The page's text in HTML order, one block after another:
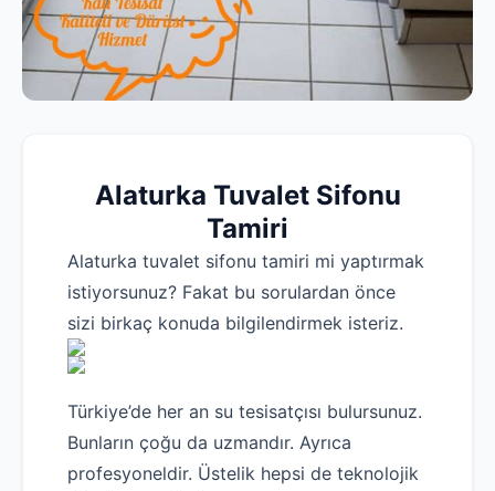
Alaturka Tuvalet Sifonu
Tamiri
Alaturka tuvalet sifonu tamiri mi yaptırmak
istiyorsunuz? Fakat bu sorulardan önce
sizi birkaç konuda bilgilendirmek isteriz.
Türkiye’de her an su tesisatçısı bulursunuz.
Bunların çoğu da uzmandır. Ayrıca
profesyoneldir. Üstelik hepsi de teknolojik